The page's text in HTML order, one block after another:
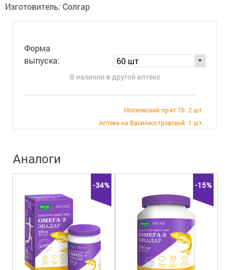
Ортопедия
Уход за больными
и БАД
Вакансии
Изготовитель: Солгар
Форма
выпуска:
60 шт
В наличии в другой аптеке
Московский пр-кт 76: 2 шт.
Аптека на Василеостровской: 1 шт.
Аналоги
-34% -15%